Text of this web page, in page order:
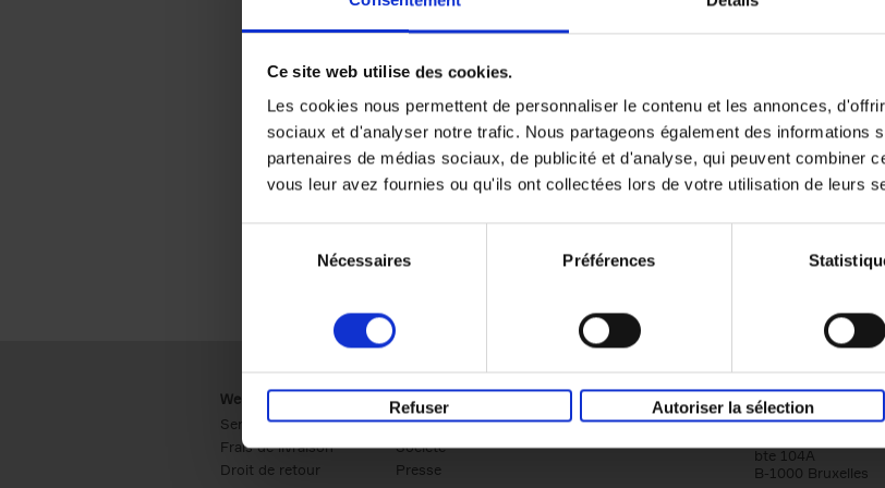
Ce site web utilise des cookies.
Les cookies nous permettent de personnaliser le contenu et les annonces,
sociaux et d'analyser notre trafic. Nous partageons également des informations
partenaires de médias sociaux, de publicité et d'analyse, qui peuvent combiner
vous leur avez fournies ou qu'ils ont collectées lors de votre utilisation de leurs
Nécessaires Préférences
Refuser Autoriser la sélection
Planning to Promoting
Clo Willaerts
Couverture souple
352
Webshop
Service clients
Frais de livraison
Droit de retour
Business
Ventes
Société
Presse
Société
Qui sommes-nous?
Éditions Racine
Tour & Taxis
bte 104A
B-1000 Bruxelles